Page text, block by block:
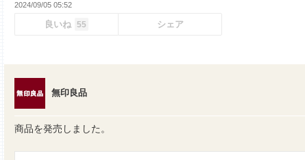
2024/09/05 05:52
良いね 55 シェア
無印良品
商品を発売しました。